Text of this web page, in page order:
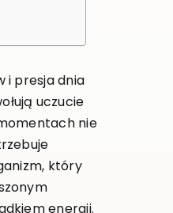
i presja dnia
uczucie
nie
który
energii.